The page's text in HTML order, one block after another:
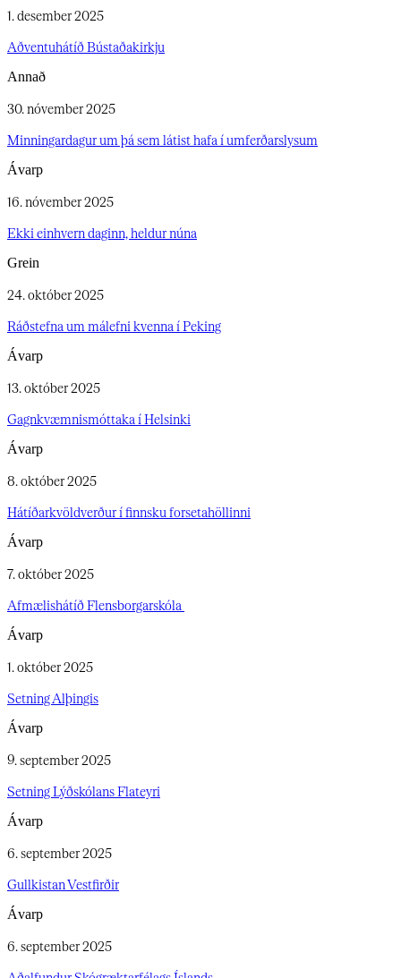
1. desember 2025
Aðventuhátíð Bústaðakirkju​​​​‌ ‍ ​‍​‍‌‍ ‌ ​‍‌‍‍‌‌‍‌ ‌‍‍‌‌‍ ‍​‍​‍​ ‍‍​‍​‍‌ ​ ‌‍​‌‌‍ ‍‌‍‍‌‌ ‌​‌ ‍‌​‍ ‍‌‍‍‌‌‍ ​‍​‍​‍ ​​‍​‍‌‍‍​‌ ​‍‌‍‌‌‌‍‌‍​‍​‍​ ‍‍​‍​‍‌‍‍​‌ ‌​‌ ‌​‌ ​​‌ ​ ​‍ ​‍ ‌‍‌‍‌‍ ‌ ​‍‌ ​ ‌‍‌‌‌ ‌​‌‍‍‌​‍ ‌‌‍‍‌‌ ​ ‌‍ ​‌‍​‌‌‍ ‍‌‍‌​‌ ​ ​‍ ‍‌ ‌‍‌‍‌‌‌ ​‍‌‍​ ‌‍‌‌‌‍ ​​‍ ‍‌‍​‌‌ ​​‌ ​​​‍ ‌ ​ ‌ ‌​‌ ‌‌‌‍‌​‌‍‍‌‌‍ ​‍ ‌‍‍‌‌‍ ‍‌ ‌​‌‍‌‌‌‍ ‍‌ ‌​​‍ ‌‍‌‌‌‍‌​‌‍‍‌‌ ‌​​‍ ‌‍ ‌‌‍ ‌‍‌​‌‍‌‌​ ‌‌ ​​‌ ​‍‌‍‌‌‌ ​ ‌‍‌‌‌‍ ‍‌ ‌​‌‍​‌‌ ‌​‌‍‍‌‌‍ ‌‍ ‍​ ‍ ‌‍‍‌‌‍‌​​ ‌​ ‌‍‌‍​‌​ ‍​​ ​​​ ‍​​ ‍​​ ‍​​ ​​​‍ ‌​ ​​‌‍‌‌‌‍‌‍‌‍​‌​‍ ‌​ ‌​​ ​ ​ ‌‍​ ‍​​‍ ‌​ ‍‌‌‍​‍‌‍‌​​ ‍‌​‍ ‌‌‍​‍‌‍​‍​ ‌‌​ ‌‍​ ‍‌‌‍​‌​ ‌‍​ ‍‌‌‍‌​‌‍​‍​ ‌‍‌‍‌​​ ‍ ‌ ‌​‌ ‍‌‌ ​​‌‍‌‌​ ‌‌ ​ ‌ ​​‌‍‌‌‌‍‌‌‌‍​ ‌‍‍​​ ‍ ‌ ​​‌‍​‌‌ ‌​‌‍‍​​ ‌‌ ‌​‌‍‍‌‌ ‌​‌‍ ​‌‍‌‌​ ‌‍​‍‌‍​‌‌ ​ ‌‍‌‌‌‌‌‌‌ ​‍‌‍ ​​ ‌‌‍‍​‌ ‌​‌ ‌​‌ ​​‌ ​ ​‍‌‌​ ​‍‌​‌‍​‍‌‌​ ​‍‌​‌‍‌‍‌‍‌‍ ‌ ​‍‌ ​ ‌‍‌‌‌ ‌​‌‍‍‌​‍ ‌‌‍‍‌‌ ​ ‌‍ ​‌‍​‌‌‍ ‍‌‍‌​‌ ​ ​‍ ‍‌ ‌‍‌‍‌‌‌ ​‍‌‍​ ‌‍‌‌‌‍ ​​‍ ‍‌‍​‌‌ ​​‌ ​​​‍‌‌​ ​‍‌​‌‍‌ ​ ‌ ‌​‌ ‌‌‌‍‌​‌‍‍‌‌‍ ​‍‌‍‌‍‍‌‌‍‌​​ ‌​ ‌‍‌‍​‌​ ‍​​ ​​​ ‍​​ ‍​​ ‍​​ ​​​‍ ‌​ ​​‌‍‌‌‌‍‌‍‌‍​‌​‍ ‌​ ‌​​ ​ ​ ‌‍​ ‍​​‍ ‌​ ‍‌‌‍​‍‌‍‌​​ ‍‌​‍ ‌‌‍​‍‌‍​‍​ ‌‌​ ‌‍​ ‍‌‌‍​‌​ ‌‍​ ‍‌‌‍‌​‌‍​‍​ ‌‍‌‍‌​​‍‌‍‌ ‌​‌ ‍‌‌ ​​‌‍‌‌​ ‌‌ ​ ‌ ​​‌‍‌‌‌‍‌‌‌‍​ ‌‍‍​​‍‌‍‌ ​​‌‍​‌‌ ‌​‌‍‍​​ ‌‌ ‌​‌‍‍‌‌ ‌​‌‍ ​‌‍‌‌​‍‌‍‌ ​​‌‍‌‌‌ ​‍‌ ​ ‌ ​​‌‍‌‌‌‍​ ‌ ‌​‌‍‍‌‌ ‌‍‌‍‌‌​ ‌‌ ​​‌ ‌‌‌‍​‍‌‍ ​‌‍‍‌‌ ​ ‌‍‍​‌‍‌‌‌‍‌​​‍​‍‌ ‌
Annað
30. nóvember 2025
Minningardagur um þá sem látist hafa í umferðarslysum​​​​‌ ‍ ​‍​‍‌‍ ‌ ​‍‌‍‍‌‌‍‌ ‌‍‍‌‌‍ ‍​‍​‍​ ‍‍​‍​‍‌ ​ ‌‍​‌‌‍ ‍‌‍‍‌‌ ‌​‌ ‍‌​‍ ‍‌‍‍‌‌‍ ​‍​‍​‍ ​​‍​‍‌‍‍​‌ ​‍‌‍‌‌‌‍‌‍​‍​‍​ ‍‍​‍​‍‌‍‍​‌ ‌​‌ ‌​‌ ​​‌ ​ ​‍ ​‍ ‌‍‌‍‌‍ ‌ ​‍‌ ​ ‌‍‌‌‌ ‌​‌‍‍‌​‍ ‌‌‍‍‌‌ ​ ‌‍ ​‌‍​‌‌‍ ‍‌‍‌​‌ ​ ​‍ ‍‌ ‌‍‌‍‌‌‌ ​‍‌‍​ ‌‍‌‌‌‍ ​​‍ ‍‌‍​‌‌ ​​‌ ​​​‍ ‌ ​ ‌ ‌​‌ ‌‌‌‍‌​‌‍‍‌‌‍ ​‍ ‌‍‍‌‌‍ ‍‌ ‌​‌‍‌‌‌‍ ‍‌ ‌​​‍ ‌‍‌‌‌‍‌​‌‍‍‌‌ ‌​​‍ ‌‍ ‌‌‍ ‌‍‌​‌‍‌‌​ ‌‌ ​​‌ ​‍‌‍‌‌‌ ​ ‌‍‌‌‌‍ ‍‌ ‌​‌‍​‌‌ ‌​‌‍‍‌‌‍ ‌‍ ‍​ ‍ ‌‍‍‌‌‍‌​​ ‌​ ‌‍​ ​ ​ ​​​ ‍‌​ ​‌​ ‌‍​ ‌‌​ ‌​​‍ ‌​ ​ ‌‍​‌‌‍‌‍​ ​ ​‍ ‌​ ‌​​ ‌​‌‍​ ​ ​​​‍ ‌‌‍​‍​ ‌ ​ ‍‌‌‍‌‌​‍ ‌‌‍‌‍​ ​​​ ​ ‌‍‌‍​ ​‌‌‍​‍​ ​ ‌‍​‍‌‍​‍​ ‌​​ ​ ‌‍​‍​ ‍ ‌ ‌​‌ ‍‌‌ ​​‌‍‌‌​ ‌‌ ​ ‌ ​​‌‍‌‌‌‍‌‌‌‍​ ‌‍‍​​ ‍ ‌ ​​‌‍​‌‌ ‌​‌‍‍​​ ‌‌ ‌​‌‍‍‌‌ ‌​‌‍ ​‌‍‌‌​ ‌‍​‍‌‍​‌‌ ​ ‌‍‌‌‌‌‌‌‌ ​‍‌‍ ​​ ‌‌‍‍​‌ ‌​‌ ‌​‌ ​​‌ ​ ​‍‌‌​ ​‍‌​‌‍​‍‌‌​ ​‍‌​‌‍‌‍‌‍‌‍ ‌ ​‍‌ ​ ‌‍‌‌‌ ‌​‌‍‍‌​‍ ‌‌‍‍‌‌ ​ ‌‍ ​‌‍​‌‌‍ ‍‌‍‌​‌ ​ ​‍ ‍‌ ‌‍‌‍‌‌‌ ​‍‌‍​ ‌‍‌‌‌‍ ​​‍ ‍‌‍​‌‌ ​​‌ ​​​‍‌‌​ ​‍‌​‌‍‌ ​ ‌ ‌​‌ ‌‌‌‍‌​‌‍‍‌‌‍ ​‍‌‍‌‍‍‌‌‍‌​​ ‌​ ‌‍​ ​ ​ ​​​ ‍‌​ ​‌​ ‌‍​ ‌‌​ ‌​​‍ ‌​ ​ ‌‍​‌‌‍‌‍​ ​ ​‍ ‌​ ‌​​ ‌​‌‍​ ​ ​​​‍ ‌‌‍​‍​ ‌ ​ ‍‌‌‍‌‌​‍ ‌‌‍‌‍​ ​​​ ​ ‌‍‌‍​ ​‌‌‍​‍​ ​ ‌‍​‍‌‍​‍​ ‌​​ ​ ‌‍​‍​‍‌‍‌ ‌​‌ ‍‌‌ ​​‌‍‌‌​ ‌‌ ​ ‌ ​​‌‍‌‌‌‍‌‌‌‍​ ‌‍‍​​‍‌‍‌ ​​‌‍​‌‌ ‌​‌‍‍​​ ‌‌ ‌​‌‍‍‌‌ ‌​‌‍ ​‌‍‌‌​‍‌‍‌ ​​‌‍‌‌‌ ​‍‌ ​ ‌ ​​‌‍‌‌‌‍​ ‌ ‌​‌‍‍‌‌ ‌‍‌‍‌‌​ ‌‌ ​​‌ ‌‌‌‍​‍‌‍ ​‌‍‍‌‌ ​ ‌‍‍​‌‍‌‌‌‍‌​​‍​‍‌ ‌
Ávarp
16. nóvember 2025
Ekki einhvern daginn, heldur núna​​​​‌ ‍ ​‍​‍‌‍ ‌ ​‍‌‍‍‌‌‍‌ ‌‍‍‌‌‍ ‍​‍​‍​ ‍‍​‍​‍‌ ​ ‌‍​‌‌‍ ‍‌‍‍‌‌ ‌​‌ ‍‌​‍ ‍‌‍‍‌‌‍ ​‍​‍​‍ ​​‍​‍‌‍‍​‌ ​‍‌‍‌‌‌‍‌‍​‍​‍​ ‍‍​‍​‍‌‍‍​‌ ‌​‌ ‌​‌ ​​‌ ​ ​‍ ​‍ ‌‍‌‍‌‍ ‌ ​‍‌ ​ ‌‍‌‌‌ ‌​‌‍‍‌​‍ ‌‌‍‍‌‌ ​ ‌‍ ​‌‍​‌‌‍ ‍‌‍‌​‌ ​ ​‍ ‍‌ ‌‍‌‍‌‌‌ ​‍‌‍​ ‌‍‌‌‌‍ ​​‍ ‍‌‍​‌‌ ​​‌ ​​​‍ ‌ ​ ‌ ‌​‌ ‌‌‌‍‌​‌‍‍‌‌‍ ​‍ ‌‍‍‌‌‍ ‍‌ ‌​‌‍‌‌‌‍ ‍‌ ‌​​‍ ‌‍‌‌‌‍‌​‌‍‍‌‌ ‌​​‍ ‌‍ ‌‌‍ ‌‍‌​‌‍‌‌​ ‌‌ ​​‌ ​‍‌‍‌‌‌ ​ ‌‍‌‌‌‍ ‍‌ ‌​‌‍​‌‌ ‌​‌‍‍‌‌‍ ‌‍ ‍​ ‍ ‌‍‍‌‌‍‌​​ ‌​ ‍‌​ ‌​​ ‍​​ ‍​​ ‌ ​ ‌‍​ ‌‍​ ‍‌​‍ ‌​ ‍​​ ​‍​ ​‌​ ‌​​‍ ‌​ ‌​‌‍‌​​ ‍‌​ ​​​‍ ‌​ ‍‌‌‍‌‌​ ​​​ ‌‌​‍ ‌‌‍​‍​ ​‍​ ​ ‌‍​‌‌‍​ ​ ​‍‌‍​ ‌‍‌‌​ ‌‌‌‍‌‌​ ​​​ ​‌​ ‍ ‌ ‌​‌ ‍‌‌ ​​‌‍‌‌​ ‌‌ ​ ‌ ​​‌‍‌‌‌‍‌‌‌‍​ ‌‍‍​​ ‍ ‌ ​​‌‍​‌‌ ‌​‌‍‍​​ ‌‌ ‌​‌‍‍‌‌ ‌​‌‍ ​‌‍‌‌​ ‌‍​‍‌‍​‌‌ ​ ‌‍‌‌‌‌‌‌‌ ​‍‌‍ ​​ ‌‌‍‍​‌ ‌​‌ ‌​‌ ​​‌ ​ ​‍‌‌​ ​‍‌​‌‍​‍‌‌​ ​‍‌​‌‍‌‍‌‍‌‍ ‌ ​‍‌ ​ ‌‍‌‌‌ ‌​‌‍‍‌​‍ ‌‌‍‍‌‌ ​ ‌‍ ​‌‍​‌‌‍ ‍‌‍‌​‌ ​ ​‍ ‍‌ ‌‍‌‍‌‌‌ ​‍‌‍​ ‌‍‌‌‌‍ ​​‍ ‍‌‍​‌‌ ​​‌ ​​​‍‌‌​ ​‍‌​‌‍‌ ​ ‌ ‌​‌ ‌‌‌‍‌​‌‍‍‌‌‍ ​‍‌‍‌‍‍‌‌‍‌​​ ‌​ ‍‌​ ‌​​ ‍​​ ‍​​ ‌ ​ ‌‍​ ‌‍​ ‍‌​‍ ‌​ ‍​​ ​‍​ ​‌​ ‌​​‍ ‌​ ‌​‌‍‌​​ ‍‌​ ​​​‍ ‌​ ‍‌‌‍‌‌​ ​​​ ‌‌​‍ ‌‌‍​‍​ ​‍​ ​ ‌‍​‌‌‍​ ​ ​‍‌‍​ ‌‍‌‌​ ‌‌‌‍‌‌​ ​​​ ​‌​‍‌‍‌ ‌​‌ ‍‌‌ ​​‌‍‌‌​ ‌‌ ​ ‌ ​​‌‍‌‌‌‍‌‌‌‍​ ‌‍‍​​‍‌‍‌ ​​‌‍​‌‌ ‌​‌‍‍​​ ‌‌ ‌​‌‍‍‌‌ ‌​‌‍ ​‌‍‌‌​‍‌‍‌ ​​‌‍‌‌‌ ​‍‌ ​ ‌ ​​‌‍‌‌‌‍​ ‌ ‌​‌‍‍‌‌ ‌‍‌‍‌‌​ ‌‌ ​​‌ ‌‌‌‍​‍‌‍ ​‌‍‍‌‌ ​ ‌‍‍​‌‍‌‌‌‍‌​​‍​‍‌ ‌
Grein
24. október 2025
Ráðstefna um málefni kvenna í Peking​​​​‌ ‍ ​‍​‍‌‍ ‌ ​‍‌‍‍‌‌‍‌ ‌‍‍‌‌‍ ‍​‍​‍​ ‍‍​‍​‍‌ ​ ‌‍​‌‌‍ ‍‌‍‍‌‌ ‌​‌ ‍‌​‍ ‍‌‍‍‌‌‍ ​‍​‍​‍ ​​‍​‍‌‍‍​‌ ​‍‌‍‌‌‌‍‌‍​‍​‍​ ‍‍​‍​‍‌‍‍​‌ ‌​‌ ‌​‌ ​​‌ ​ ​‍ ​‍ ‌‍‌‍‌‍ ‌ ​‍‌ ​ ‌‍‌‌‌ ‌​‌‍‍‌​‍ ‌‌‍‍‌‌ ​ ‌‍ ​‌‍​‌‌‍ ‍‌‍‌​‌ ​ ​‍ ‍‌ ‌‍‌‍‌‌‌ ​‍‌‍​ ‌‍‌‌‌‍ ​​‍ ‍‌‍​‌‌ ​​‌ ​​​‍ ‌ ​ ‌ ‌​‌ ‌‌‌‍‌​‌‍‍‌‌‍ ​‍ ‌‍‍‌‌‍ ‍‌ ‌​‌‍‌‌‌‍ ‍‌ ‌​​‍ ‌‍‌‌‌‍‌​‌‍‍‌‌ ‌​​‍ ‌‍ ‌‌‍ ‌‍‌​‌‍‌‌​ ‌‌ ​​‌ ​‍‌‍‌‌‌ ​ ‌‍‌‌‌‍ ‍‌ ‌​‌‍​‌‌ ‌​‌‍‍‌‌‍ ‌‍ ‍​ ‍ ‌‍‍‌‌‍‌​​ ‌​ ​‌​ ‍‌​ ‍‌​ ​‍‌‍​‍​ ​‌​ ​‍​ ​ ​‍ ‌​ ‌‍​ ‌​​ ​‌​ ​ ​‍ ‌​ ‌​​ ​ ‌‍‌​​ ‍​​‍ ‌‌‍​‌​ ‌​‌‍‌​​ ‌‌​‍ ‌​ ‌ ​ ‌ ​ ​​‌‍‌‌‌‍​ ​ ‌‌​ ‌‌‌‍​‌‌‍​‌‌‍​ ​ ​ ​ ​ ​ ‍ ‌ ‌​‌ ‍‌‌ ​​‌‍‌‌​ ‌‌ ​ ‌ ​​‌‍‌‌‌‍‌‌‌‍​ ‌‍‍​​ ‍ ‌ ​​‌‍​‌‌ ‌​‌‍‍​​ ‌‌ ‌​‌‍‍‌‌ ‌​‌‍ ​‌‍‌‌​ ‌‍​‍‌‍​‌‌ ​ ‌‍‌‌‌‌‌‌‌ ​‍‌‍ ​​ ‌‌‍‍​‌ ‌​‌ ‌​‌ ​​‌ ​ ​‍‌‌​ ​‍‌​‌‍​‍‌‌​ ​‍‌​‌‍‌‍‌‍‌‍ ‌ ​‍‌ ​ ‌‍‌‌‌ ‌​‌‍‍‌​‍ ‌‌‍‍‌‌ ​ ‌‍ ​‌‍​‌‌‍ ‍‌‍‌​‌ ​ ​‍ ‍‌ ‌‍‌‍‌‌‌ ​‍‌‍​ ‌‍‌‌‌‍ ​​‍ ‍‌‍​‌‌ ​​‌ ​​​‍‌‌​ ​‍‌​‌‍‌ ​ ‌ ‌​‌ ‌‌‌‍‌​‌‍‍‌‌‍ ​‍‌‍‌‍‍‌‌‍‌​​ ‌​ ​‌​ ‍‌​ ‍‌​ ​‍‌‍​‍​ ​‌​ ​‍​ ​ ​‍ ‌​ ‌‍​ ‌​​ ​‌​ ​ ​‍ ‌​ ‌​​ ​ ‌‍‌​​ ‍​​‍ ‌‌‍​‌​ ‌​‌‍‌​​ ‌‌​‍ ‌​ ‌ ​ ‌ ​ ​​‌‍‌‌‌‍​ ​ ‌‌​ ‌‌‌‍​‌‌‍​‌‌‍​ ​ ​ ​ ​ ​‍‌‍‌ ‌​‌ ‍‌‌ ​​‌‍‌‌​ ‌‌ ​ ‌ ​​‌‍‌‌‌‍‌‌‌‍​ ‌‍‍​​‍‌‍‌ ​​‌‍​‌‌ ‌​‌‍‍​​ ‌‌ ‌​‌‍‍‌‌ ‌​‌‍ ​‌‍‌‌​‍‌‍‌ ​​‌‍‌‌‌ ​‍‌ ​ ‌ ​​‌‍‌‌‌‍​ ‌ ‌​‌‍‍‌‌ ‌‍‌‍‌‌​ ‌‌ ​​‌ ‌‌‌‍​‍‌‍ ​‌‍‍‌‌ ​ ‌‍‍​‌‍‌‌‌‍‌​​‍​‍‌ ‌
Ávarp
13. október 2025
Gagnkvæmnismóttaka í Helsinki​​​​‌ ‍ ​‍​‍‌‍ ‌ ​‍‌‍‍‌‌‍‌ ‌‍‍‌‌‍ ‍​‍​‍​ ‍‍​‍​‍‌ ​ ‌‍​‌‌‍ ‍‌‍‍‌‌ ‌​‌ ‍‌​‍ ‍‌‍‍‌‌‍ ​‍​‍​‍ ​​‍​‍‌‍‍​‌ ​‍‌‍‌‌‌‍‌‍​‍​‍​ ‍‍​‍​‍‌‍‍​‌ ‌​‌ ‌​‌ ​​‌ ​ ​‍ ​‍ ‌‍‌‍‌‍ ‌ ​‍‌ ​ ‌‍‌‌‌ ‌​‌‍‍‌​‍ ‌‌‍‍‌‌ ​ ‌‍ ​‌‍​‌‌‍ ‍‌‍‌​‌ ​ ​‍ ‍‌ ‌‍‌‍‌‌‌ ​‍‌‍​ ‌‍‌‌‌‍ ​​‍ ‍‌‍​‌‌ ​​‌ ​​​‍ ‌ ​ ‌ ‌​‌ ‌‌‌‍‌​‌‍‍‌‌‍ ​‍ ‌‍‍‌‌‍ ‍‌ ‌​‌‍‌‌‌‍ ‍‌ ‌​​‍ ‌‍‌‌‌‍‌​‌‍‍‌‌ ‌​​‍ ‌‍ ‌‌‍ ‌‍‌​‌‍‌‌​ ‌‌ ​​‌ ​‍‌‍‌‌‌ ​ ‌‍‌‌‌‍ ‍‌ ‌​‌‍​‌‌ ‌​‌‍‍‌‌‍ ‌‍ ‍​ ‍ ‌‍‍‌‌‍‌​​ ‌‌‍‌‌‌‍‌​​ ​ ‌‍‌‍​ ​ ​ ​ ​ ‌​​ ​​​‍ ‌​ ​​‌‍​‍‌‍​ ​ ‌ ​‍ ‌​ ‌​​ ‍​‌‍​‌‌‍‌​​‍ ‌‌‍​‌​ ‍‌​ ​​​ ‍​​‍ ‌​ ‌​​ ​‌‌‍‌​​ ‍​‌‍​‌‌‍​ ‌‍​‍​ ‍‌‌‍‌​‌‍‌‍‌‍‌‌​ ‌‌​ ‍ ‌ ‌​‌ ‍‌‌ ​​‌‍‌‌​ ‌‌ ​ ‌ ​​‌‍‌‌‌‍‌‌‌‍​ ‌‍‍​​ ‍ ‌ ​​‌‍​‌‌ ‌​‌‍‍​​ ‌‌ ‌​‌‍‍‌‌ ‌​‌‍ ​‌‍‌‌​ ‌‍​‍‌‍​‌‌ ​ ‌‍‌‌‌‌‌‌‌ ​‍‌‍ ​​ ‌‌‍‍​‌ ‌​‌ ‌​‌ ​​‌ ​ ​‍‌‌​ ​‍‌​‌‍​‍‌‌​ ​‍‌​‌‍‌‍‌‍‌‍ ‌ ​‍‌ ​ ‌‍‌‌‌ ‌​‌‍‍‌​‍ ‌‌‍‍‌‌ ​ ‌‍ ​‌‍​‌‌‍ ‍‌‍‌​‌ ​ ​‍ ‍‌ ‌‍‌‍‌‌‌ ​‍‌‍​ ‌‍‌‌‌‍ ​​‍ ‍‌‍​‌‌ ​​‌ ​​​‍‌‌​ ​‍‌​‌‍‌ ​ ‌ ‌​‌ ‌‌‌‍‌​‌‍‍‌‌‍ ​‍‌‍‌‍‍‌‌‍‌​​ ‌‌‍‌‌‌‍‌​​ ​ ‌‍‌‍​ ​ ​ ​ ​ ‌​​ ​​​‍ ‌​ ​​‌‍​‍‌‍​ ​ ‌ ​‍ ‌​ ‌​​ ‍​‌‍​‌‌‍‌​​‍ ‌‌‍​‌​ ‍‌​ ​​​ ‍​​‍ ‌​ ‌​​ ​‌‌‍‌​​ ‍​‌‍​‌‌‍​ ‌‍​‍​ ‍‌‌‍‌​‌‍‌‍‌‍‌‌​ ‌‌​‍‌‍‌ ‌​‌ ‍‌‌ ​​‌‍‌‌​ ‌‌ ​ ‌ ​​‌‍‌‌‌‍‌‌‌‍​ ‌‍‍​​‍‌‍‌ ​​‌‍​‌‌ ‌​‌‍‍​​ ‌‌ ‌​‌‍‍‌‌ ‌​‌‍ ​‌‍‌‌​‍‌‍‌ ​​‌‍‌‌‌ ​‍‌ ​ ‌ ​​‌‍‌‌‌‍​ ‌ ‌​‌‍‍‌‌ ‌‍‌‍‌‌​ ‌‌ ​​‌ ‌‌‌‍​‍‌‍ ​‌‍‍‌‌ ​ ‌‍‍​‌‍‌‌‌‍‌​​‍​‍‌ ‌
Ávarp
8. október 2025
Hátíðarkvöldverður í finnsku forsetahöllinni​​​​‌ ‍ ​‍​‍‌‍ ‌ ​‍‌‍‍‌‌‍‌ ‌‍‍‌‌‍ ‍​‍​‍​ ‍‍​‍​‍‌ ​ ‌‍​‌‌‍ ‍‌‍‍‌‌ ‌​‌ ‍‌​‍ ‍‌‍‍‌‌‍ ​‍​‍​‍ ​​‍​‍‌‍‍​‌ ​‍‌‍‌‌‌‍‌‍​‍​‍​ ‍‍​‍​‍‌‍‍​‌ ‌​‌ ‌​‌ ​​‌ ​ ​‍ ​‍ ‌‍‌‍‌‍ ‌ ​‍‌ ​ ‌‍‌‌‌ ‌​‌‍‍‌​‍ ‌‌‍‍‌‌ ​ ‌‍ ​‌‍​‌‌‍ ‍‌‍‌​‌ ​ ​‍ ‍‌ ‌‍‌‍‌‌‌ ​‍‌‍​ ‌‍‌‌‌‍ ​​‍ ‍‌‍​‌‌ ​​‌ ​​​‍ ‌ ​ ‌ ‌​‌ ‌‌‌‍‌​‌‍‍‌‌‍ ​‍ ‌‍‍‌‌‍ ‍‌ ‌​‌‍‌‌‌‍ ‍‌ ‌​​‍ ‌‍‌‌‌‍‌​‌‍‍‌‌ ‌​​‍ ‌‍ ‌‌‍ ‌‍‌​‌‍‌‌​ ‌‌ ​​‌ ​‍‌‍‌‌‌ ​ ‌‍‌‌‌‍ ‍‌ ‌​‌‍​‌‌ ‌​‌‍‍‌‌‍ ‌‍ ‍​ ‍ ‌‍‍‌‌‍‌​​ ‌​ ‌‍‌‍‌​​ ​‍​ ‌‍‌‍‌​‌‍​‌​ ‌‌‌‍‌‍​‍ ‌​ ​‌​ ‌ ​ ​‍​ ​‍​‍ ‌​ ‌​​ ​ ‌‍‌‌​ ‌​​‍ ‌‌‍​‍​ ​‌​ ​‌​ ​​​‍ ‌​ ‌​‌‍​ ‌‍‌‌‌‍​‍​ ‌‍​ ​‍‌‍​‌‌‍​‍​ ​ ​ ‍‌​ ‌‌​ ​​​ ‍ ‌ ‌​‌ ‍‌‌ ​​‌‍‌‌​ ‌‌ ​ ‌ ​​‌‍‌‌‌‍‌‌‌‍​ ‌‍‍​​ ‍ ‌ ​​‌‍​‌‌ ‌​‌‍‍​​ ‌‌ ‌​‌‍‍‌‌ ‌​‌‍ ​‌‍‌‌​ ‌‍​‍‌‍​‌‌ ​ ‌‍‌‌‌‌‌‌‌ ​‍‌‍ ​​ ‌‌‍‍​‌ ‌​‌ ‌​‌ ​​‌ ​ ​‍‌‌​ ​‍‌​‌‍​‍‌‌​ ​‍‌​‌‍‌‍‌‍‌‍ ‌ ​‍‌ ​ ‌‍‌‌‌ ‌​‌‍‍‌​‍ ‌‌‍‍‌‌ ​ ‌‍ ​‌‍​‌‌‍ ‍‌‍‌​‌ ​ ​‍ ‍‌ ‌‍‌‍‌‌‌ ​‍‌‍​ ‌‍‌‌‌‍ ​​‍ ‍‌‍​‌‌ ​​‌ ​​​‍‌‌​ ​‍‌​‌‍‌ ​ ‌ ‌​‌ ‌‌‌‍‌​‌‍‍‌‌‍ ​‍‌‍‌‍‍‌‌‍‌​​ ‌​ ‌‍‌‍‌​​ ​‍​ ‌‍‌‍‌​‌‍​‌​ ‌‌‌‍‌‍​‍ ‌​ ​‌​ ‌ ​ ​‍​ ​‍​‍ ‌​ ‌​​ ​ ‌‍‌‌​ ‌​​‍ ‌‌‍​‍​ ​‌​ ​‌​ ​​​‍ ‌​ ‌​‌‍​ ‌‍‌‌‌‍​‍​ ‌‍​ ​‍‌‍​‌‌‍​‍​ ​ ​ ‍‌​ ‌‌​ ​​​‍‌‍‌ ‌​‌ ‍‌‌ ​​‌‍‌‌​ ‌‌ ​ ‌ ​​‌‍‌‌‌‍‌‌‌‍​ ‌‍‍​​‍‌‍‌ ​​‌‍​‌‌ ‌​‌‍‍​​ ‌‌ ‌​‌‍‍‌‌ ‌​‌‍ ​‌‍‌‌​‍‌‍‌ ​​‌‍‌‌‌ ​‍‌ ​ ‌ ​​‌‍‌‌‌‍​ ‌ ‌​‌‍‍‌‌ ‌‍‌‍‌‌​ ‌‌ ​​‌ ‌‌‌‍​‍‌‍ ​‌‍‍‌‌ ​ ‌‍‍​‌‍‌‌‌‍‌​​‍​‍‌ ‌
Ávarp
7. október 2025
Afmælishátíð Flensborgarskóla ​​​​‌ ‍ ​‍​‍‌‍ ‌ ​‍‌‍‍‌‌‍‌ ‌‍‍‌‌‍ ‍​‍​‍​ ‍‍​‍​‍‌ ​ ‌‍​‌‌‍ ‍‌‍‍‌‌ ‌​‌ ‍‌​‍ ‍‌‍‍‌‌‍ ​‍​‍​‍ ​​‍​‍‌‍‍​‌ ​‍‌‍‌‌‌‍‌‍​‍​‍​ ‍‍​‍​‍‌‍‍​‌ ‌​‌ ‌​‌ ​​‌ ​ ​‍ ​‍ ‌‍‌‍‌‍ ‌ ​‍‌ ​ ‌‍‌‌‌ ‌​‌‍‍‌​‍ ‌‌‍‍‌‌ ​ ‌‍ ​‌‍​‌‌‍ ‍‌‍‌​‌ ​ ​‍ ‍‌ ‌‍‌‍‌‌‌ ​‍‌‍​ ‌‍‌‌‌‍ ​​‍ ‍‌‍​‌‌ ​​‌ ​​​‍ ‌ ​ ‌ ‌​‌ ‌‌‌‍‌​‌‍‍‌‌‍ ​‍ ‌‍‍‌‌‍ ‍‌ ‌​‌‍‌‌‌‍ ‍‌ ‌​​‍ ‌‍‌‌‌‍‌​‌‍‍‌‌ ‌​​‍ ‌‍ ‌‌‍ ‌‍‌​‌‍‌‌​ ‌‌ ​​‌ ​‍‌‍‌‌‌ ​ ‌‍‌‌‌‍ ‍‌ ‌​‌‍​‌‌ ‌​‌‍‍‌‌‍ ‌‍ ‍​ ‍ ‌‍‍‌‌‍‌​​ ‌‌‍​‍‌‍​ ​ ​‌​ ‌​‌‍​‌‌‍​‍​ ‌‌​ ​ ​‍ ‌​ ‌‍‌‍‌‍‌‍‌‍​ ​​​‍ ‌​ ‌​​ ​‌‌‍‌‍‌‍‌‌​‍ ‌​ ‍‌‌‍​‍​ ​‍​ ​ ​‍ ‌​ ‌​‌‍‌‍​ ‍‌​ ‍‌​ ‌‍‌‍​‍​ ‍​‌‍‌‌‌‍​‍‌‍‌​​ ‌ ‌‍‌​​ ‍ ‌ ‌​‌ ‍‌‌ ​​‌‍‌‌​ ‌‌ ​ ‌ ​​‌‍‌‌‌‍‌‌‌‍​ ‌‍‍​​ ‍ ‌ ​​‌‍​‌‌ ‌​‌‍‍​​ ‌‌ ‌​‌‍‍‌‌ ‌​‌‍ ​‌‍‌‌​ ‌‍​‍‌‍​‌‌ ​ ‌‍‌‌‌‌‌‌‌ ​‍‌‍ ​​ ‌‌‍‍​‌ ‌​‌ ‌​‌ ​​‌ ​ ​‍‌‌​ ​‍‌​‌‍​‍‌‌​ ​‍‌​‌‍‌‍‌‍‌‍ ‌ ​‍‌ ​ ‌‍‌‌‌ ‌​‌‍‍‌​‍ ‌‌‍‍‌‌ ​ ‌‍ ​‌‍​‌‌‍ ‍‌‍‌​‌ ​ ​‍ ‍‌ ‌‍‌‍‌‌‌ ​‍‌‍​ ‌‍‌‌‌‍ ​​‍ ‍‌‍​‌‌ ​​‌ ​​​‍‌‌​ ​‍‌​‌‍‌ ​ ‌ ‌​‌ ‌‌‌‍‌​‌‍‍‌‌‍ ​‍‌‍‌‍‍‌‌‍‌​​ ‌‌‍​‍‌‍​ ​ ​‌​ ‌​‌‍​‌‌‍​‍​ ‌‌​ ​ ​‍ ‌​ ‌‍‌‍‌‍‌‍‌‍​ ​​​‍ ‌​ ‌​​ ​‌‌‍‌‍‌‍‌‌​‍ ‌​ ‍‌‌‍​‍​ ​‍​ ​ ​‍ ‌​ ‌​‌‍‌‍​ ‍‌​ ‍‌​ ‌‍‌‍​‍​ ‍​‌‍‌‌‌‍​‍‌‍‌​​ ‌ ‌‍‌​​‍‌‍‌ ‌​‌ ‍‌‌ ​​‌‍‌‌​ ‌‌ ​ ‌ ​​‌‍‌‌‌‍‌‌‌‍​ ‌‍‍​​‍‌‍‌ ​​‌‍​‌‌ ‌​‌‍‍​​ ‌‌ ‌​‌‍‍‌‌ ‌​‌‍ ​‌‍‌‌​‍‌‍‌ ​​‌‍‌‌‌ ​‍‌ ​ ‌ ​​‌‍‌‌‌‍​ ‌ ‌​‌‍‍‌‌ ‌‍‌‍‌‌​ ‌‌ ​​‌ ‌‌‌‍​‍‌‍ ​‌‍‍‌‌ ​ ‌‍‍​‌‍‌‌‌‍‌​​‍​‍‌ ‌
Ávarp
1. október 2025
Setning Alþingis​​​​‌ ‍ ​‍​‍‌‍ ‌ ​‍‌‍‍‌‌‍‌ ‌‍‍‌‌‍ ‍​‍​‍​ ‍‍​‍​‍‌ ​ ‌‍​‌‌‍ ‍‌‍‍‌‌ ‌​‌ ‍‌​‍ ‍‌‍‍‌‌‍ ​‍​‍​‍ ​​‍​‍‌‍‍​‌ ​‍‌‍‌‌‌‍‌‍​‍​‍​ ‍‍​‍​‍‌‍‍​‌ ‌​‌ ‌​‌ ​​‌ ​ ​‍ ​‍ ‌‍‌‍‌‍ ‌ ​‍‌ ​ ‌‍‌‌‌ ‌​‌‍‍‌​‍ ‌‌‍‍‌‌ ​ ‌‍ ​‌‍​‌‌‍ ‍‌‍‌​‌ ​ ​‍ ‍‌ ‌‍‌‍‌‌‌ ​‍‌‍​ ‌‍‌‌‌‍ ​​‍ ‍‌‍​‌‌ ​​‌ ​​​‍ ‌ ​ ‌ ‌​‌ ‌‌‌‍‌​‌‍‍‌‌‍ ​‍ ‌‍‍‌‌‍ ‍‌ ‌​‌‍‌‌‌‍ ‍‌ ‌​​‍ ‌‍‌‌‌‍‌​‌‍‍‌‌ ‌​​‍ ‌‍ ‌‌‍ ‌‍‌​‌‍‌‌​ ‌‌ ​​‌ ​‍‌‍‌‌‌ ​ ‌‍‌‌‌‍ ‍‌ ‌​‌‍​‌‌ ‌​‌‍‍‌‌‍ ‌‍ ‍​ ‍ ‌‍‍‌‌‍‌​​ ‌​ ‌‌‌‍​‍‌‍​‍​ ‌‍‌‍​‌‌‍‌‍‌‍‌​‌‍​‌​‍ ‌‌‍‌​​ ‌​​ ​​​ ‌​​‍ ‌​ ‌​​ ‍‌​ ‌ ​ ‌‍​‍ ‌‌‍​‌‌‍‌​​ ‌ ​ ‌​​‍ ‌‌‍‌‌​ ‍​​ ‌‌‌‍​‍​ ‌‍​ ‌​‌‍​‍​ ‍​​ ​‍​ ‌​‌‍​‍‌‍​ ​ ‍ ‌ ‌​‌ ‍‌‌ ​​‌‍‌‌​ ‌‌ ​ ‌ ​​‌‍‌‌‌‍‌‌‌‍​ ‌‍‍​​ ‍ ‌ ​​‌‍​‌‌ ‌​‌‍‍​​ ‌‌ ‌​‌‍‍‌‌ ‌​‌‍ ​‌‍‌‌​ ‌‍​‍‌‍​‌‌ ​ ‌‍‌‌‌‌‌‌‌ ​‍‌‍ ​​ ‌‌‍‍​‌ ‌​‌ ‌​‌ ​​‌ ​ ​‍‌‌​ ​‍‌​‌‍​‍‌‌​ ​‍‌​‌‍‌‍‌‍‌‍ ‌ ​‍‌ ​ ‌‍‌‌‌ ‌​‌‍‍‌​‍ ‌‌‍‍‌‌ ​ ‌‍ ​‌‍​‌‌‍ ‍‌‍‌​‌ ​ ​‍ ‍‌ ‌‍‌‍‌‌‌ ​‍‌‍​ ‌‍‌‌‌‍ ​​‍ ‍‌‍​‌‌ ​​‌ ​​​‍‌‌​ ​‍‌​‌‍‌ ​ ‌ ‌​‌ ‌‌‌‍‌​‌‍‍‌‌‍ ​‍‌‍‌‍‍‌‌‍‌​​ ‌​ ‌‌‌‍​‍‌‍​‍​ ‌‍‌‍​‌‌‍‌‍‌‍‌​‌‍​‌​‍ ‌‌‍‌​​ ‌​​ ​​​ ‌​​‍ ‌​ ‌​​ ‍‌​ ‌ ​ ‌‍​‍ ‌‌‍​‌‌‍‌​​ ‌ ​ ‌​​‍ ‌‌‍‌‌​ ‍​​ ‌‌‌‍​‍​ ‌‍​ ‌​‌‍​‍​ ‍​​ ​‍​ ‌​‌‍​‍‌‍​ ​‍‌‍‌ ‌​‌ ‍‌‌ ​​‌‍‌‌​ ‌‌ ​ ‌ ​​‌‍‌‌‌‍‌‌‌‍​ ‌‍‍​​‍‌‍‌ ​​‌‍​‌‌ ‌​‌‍‍​​ ‌‌ ‌​‌‍‍‌‌ ‌​‌‍ ​‌‍‌‌​‍‌‍‌ ​​‌‍‌‌‌ ​‍‌ ​ ‌ ​​‌‍‌‌‌‍​ ‌ ‌​‌‍‍‌‌ ‌‍‌‍‌‌​ ‌‌ ​​‌ ‌‌‌‍​‍‌‍ ​‌‍‍‌‌ ​ ‌‍‍​‌‍‌‌‌‍‌​​‍​‍‌ ‌
Ávarp
9. september 2025
Setning Lýðskólans Flateyri​​​​‌ ‍ ​‍​‍‌‍ ‌ ​‍‌‍‍‌‌‍‌ ‌‍‍‌‌‍ ‍​‍​‍​ ‍‍​‍​‍‌ ​ ‌‍​‌‌‍ ‍‌‍‍‌‌ ‌​‌ ‍‌​‍ ‍‌‍‍‌‌‍ ​‍​‍​‍ ​​‍​‍‌‍‍​‌ ​‍‌‍‌‌‌‍‌‍​‍​‍​ ‍‍​‍​‍‌‍‍​‌ ‌​‌ ‌​‌ ​​‌ ​ ​‍ ​‍ ‌‍‌‍‌‍ ‌ ​‍‌ ​ ‌‍‌‌‌ ‌​‌‍‍‌​‍ ‌‌‍‍‌‌ ​ ‌‍ ​‌‍​‌‌‍ ‍‌‍‌​‌ ​ ​‍ ‍‌ ‌‍‌‍‌‌‌ ​‍‌‍​ ‌‍‌‌‌‍ ​​‍ ‍‌‍​‌‌ ​​‌ ​​​‍ ‌ ​ ‌ ‌​‌ ‌‌‌‍‌​‌‍‍‌‌‍ ​‍ ‌‍‍‌‌‍ ‍‌ ‌​‌‍‌‌‌‍ ‍‌ ‌​​‍ ‌‍‌‌‌‍‌​‌‍‍‌‌ ‌​​‍ ‌‍ ‌‌‍ ‌‍‌​‌‍‌‌​ ‌‌ ​​‌ ​‍‌‍‌‌‌ ​ ‌‍‌‌‌‍ ‍‌ ‌​‌‍​‌‌ ‌​‌‍‍‌‌‍ ‌‍ ‍​ ‍ ‌‍‍‌‌‍‌​​ ‌​ ​‍‌‍​ ​ ‌‌‌‍​‌​ ‍‌​ ‌‌‌‍​‌‌‍‌‍​‍ ‌​ ​‌​ ​‍​ ‌​‌‍​‍​‍ ‌​ ‌​​ ​‌​ ‍​​ ‌ ​‍ ‌‌‍​‍‌‍‌‌​ ​​​ ‍​​‍ ‌​ ‌‍​ ‌‍​ ‌ ​ ‌ ​ ​‌​ ‌‍​ ​​‌‍​‌​ ‌ ​ ‌​‌‍​ ​ ‌‌​ ‍ ‌ ‌​‌ ‍‌‌ ​​‌‍‌‌​ ‌‌ ​ ‌ ​​‌‍‌‌‌‍‌‌‌‍​ ‌‍‍​​ ‍ ‌ ​​‌‍​‌‌ ‌​‌‍‍​​ ‌‌ ‌​‌‍‍‌‌ ‌​‌‍ ​‌‍‌‌​ ‌‍​‍‌‍​‌‌ ​ ‌‍‌‌‌‌‌‌‌ ​‍‌‍ ​​ ‌‌‍‍​‌ ‌​‌ ‌​‌ ​​‌ ​ ​‍‌‌​ ​‍‌​‌‍​‍‌‌​ ​‍‌​‌‍‌‍‌‍‌‍ ‌ ​‍‌ ​ ‌‍‌‌‌ ‌​‌‍‍‌​‍ ‌‌‍‍‌‌ ​ ‌‍ ​‌‍​‌‌‍ ‍‌‍‌​‌ ​ ​‍ ‍‌ ‌‍‌‍‌‌‌ ​‍‌‍​ ‌‍‌‌‌‍ ​​‍ ‍‌‍​‌‌ ​​‌ ​​​‍‌‌​ ​‍‌​‌‍‌ ​ ‌ ‌​‌ ‌‌‌‍‌​‌‍‍‌‌‍ ​‍‌‍‌‍‍‌‌‍‌​​ ‌​ ​‍‌‍​ ​ ‌‌‌‍​‌​ ‍‌​ ‌‌‌‍​‌‌‍‌‍​‍ ‌​ ​‌​ ​‍​ ‌​‌‍​‍​‍ ‌​ ‌​​ ​‌​ ‍​​ ‌ ​‍ ‌‌‍​‍‌‍‌‌​ ​​​ ‍​​‍ ‌​ ‌‍​ ‌‍​ ‌ ​ ‌ ​ ​‌​ ‌‍​ ​​‌‍​‌​ ‌ ​ ‌​‌‍​ ​ ‌‌​‍‌‍‌ ‌​‌ ‍‌‌ ​​‌‍‌‌​ ‌‌ ​ ‌ ​​‌‍‌‌‌‍‌‌‌‍​ ‌‍‍​​‍‌‍‌ ​​‌‍​‌‌ ‌​‌‍‍​​ ‌‌ ‌​‌‍‍‌‌ ‌​‌‍ ​‌‍‌‌​‍‌‍‌ ​​‌‍‌‌‌ ​‍‌ ​ ‌ ​​‌‍‌‌‌‍​ ‌ ‌​‌‍‍‌‌ ‌‍‌‍‌‌​ ‌‌ ​​‌ ‌‌‌‍​‍‌‍ ​‌‍‍‌‌ ​ ‌‍‍​‌‍‌‌‌‍‌​​‍​‍‌ ‌
Ávarp
6. september 2025
Gullkistan Vestfirðir​​​​‌ ‍ ​‍​‍‌‍ ‌ ​‍‌‍‍‌‌‍‌ ‌‍‍‌‌‍ ‍​‍​‍​ ‍‍​‍​‍‌ ​ ‌‍​‌‌‍ ‍‌‍‍‌‌ ‌​‌ ‍‌​‍ ‍‌‍‍‌‌‍ ​‍​‍​‍ ​​‍​‍‌‍‍​‌ ​‍‌‍‌‌‌‍‌‍​‍​‍​ ‍‍​‍​‍‌‍‍​‌ ‌​‌ ‌​‌ ​​‌ ​ ​‍ ​‍ ‌‍‌‍‌‍ ‌ ​‍‌ ​ ‌‍‌‌‌ ‌​‌‍‍‌​‍ ‌‌‍‍‌‌ ​ ‌‍ ​‌‍​‌‌‍ ‍‌‍‌​‌ ​ ​‍ ‍‌ ‌‍‌‍‌‌‌ ​‍‌‍​ ‌‍‌‌‌‍ ​​‍ ‍‌‍​‌‌ ​​‌ ​​​‍ ‌ ​ ‌ ‌​‌ ‌‌‌‍‌​‌‍‍‌‌‍ ​‍ ‌‍‍‌‌‍ ‍‌ ‌​‌‍‌‌‌‍ ‍‌ ‌​​‍ ‌‍‌‌‌‍‌​‌‍‍‌‌ ‌​​‍ ‌‍ ‌‌‍ ‌‍‌​‌‍‌‌​ ‌‌ ​​‌ ​‍‌‍‌‌‌ ​ ‌‍‌‌‌‍ ‍‌ ‌​‌‍​‌‌ ‌​‌‍‍‌‌‍ ‌‍ ‍​ ‍ ‌‍‍‌‌‍‌​​ ‌​ ‌‌​ ‌‌‌‍‌‍​ ‌ ​ ‌ ‌‍‌​​ ​​​ ​​​‍ ‌‌‍‌‍‌‍‌​​ ​ ‌‍​‌​‍ ‌​ ‌​​ ​​​ ​ ‌‍​‌​‍ ‌​ ‍‌​ ‌‍​ ‌‍​ ‍​​‍ ‌​ ‌ ​ ​‍​ ​‌‌‍​ ‌‍​ ​ ​​‌‍​ ​ ‍​​ ​‍​ ​ ‌‍​‌‌‍​‌​ ‍ ‌ ‌​‌ ‍‌‌ ​​‌‍‌‌​ ‌‌ ​ ‌ ​​‌‍‌‌‌‍‌‌‌‍​ ‌‍‍​​ ‍ ‌ ​​‌‍​‌‌ ‌​‌‍‍​​ ‌‌ ‌​‌‍‍‌‌ ‌​‌‍ ​‌‍‌‌​ ‌‍​‍‌‍​‌‌ ​ ‌‍‌‌‌‌‌‌‌ ​‍‌‍ ​​ ‌‌‍‍​‌ ‌​‌ ‌​‌ ​​‌ ​ ​‍‌‌​ ​‍‌​‌‍​‍‌‌​ ​‍‌​‌‍‌‍‌‍‌‍ ‌ ​‍‌ ​ ‌‍‌‌‌ ‌​‌‍‍‌​‍ ‌‌‍‍‌‌ ​ ‌‍ ​‌‍​‌‌‍ ‍‌‍‌​‌ ​ ​‍ ‍‌ ‌‍‌‍‌‌‌ ​‍‌‍​ ‌‍‌‌‌‍ ​​‍ ‍‌‍​‌‌ ​​‌ ​​​‍‌‌​ ​‍‌​‌‍‌ ​ ‌ ‌​‌ ‌‌‌‍‌​‌‍‍‌‌‍ ​‍‌‍‌‍‍‌‌‍‌​​ ‌​ ‌‌​ ‌‌‌‍‌‍​ ‌ ​ ‌ ‌‍‌​​ ​​​ ​​​‍ ‌‌‍‌‍‌‍‌​​ ​ ‌‍​‌​‍ ‌​ ‌​​ ​​​ ​ ‌‍​‌​‍ ‌​ ‍‌​ ‌‍​ ‌‍​ ‍​​‍ ‌​ ‌ ​ ​‍​ ​‌‌‍​ ‌‍​ ​ ​​‌‍​ ​ ‍​​ ​‍​ ​ ‌‍​‌‌‍​‌​‍‌‍‌ ‌​‌ ‍‌‌ ​​‌‍‌‌​ ‌‌ ​ ‌ ​​‌‍‌‌‌‍‌‌‌‍​ ‌‍‍​​‍‌‍‌ ​​‌‍​‌‌ ‌​‌‍‍​​ ‌‌ ‌​‌‍‍‌‌ ‌​‌‍ ​‌‍‌‌​‍‌‍‌ ​​‌‍‌‌‌ ​‍‌ ​ ‌ ​​‌‍‌‌‌‍​ ‌ ‌​‌‍‍‌‌ ‌‍‌‍‌‌​ ‌‌ ​​‌ ‌‌‌‍​‍‌‍ ​‌‍‍‌‌ ​ ‌‍‍​‌‍‌‌‌‍‌​​‍​‍‌ ‌
Ávarp
6. september 2025